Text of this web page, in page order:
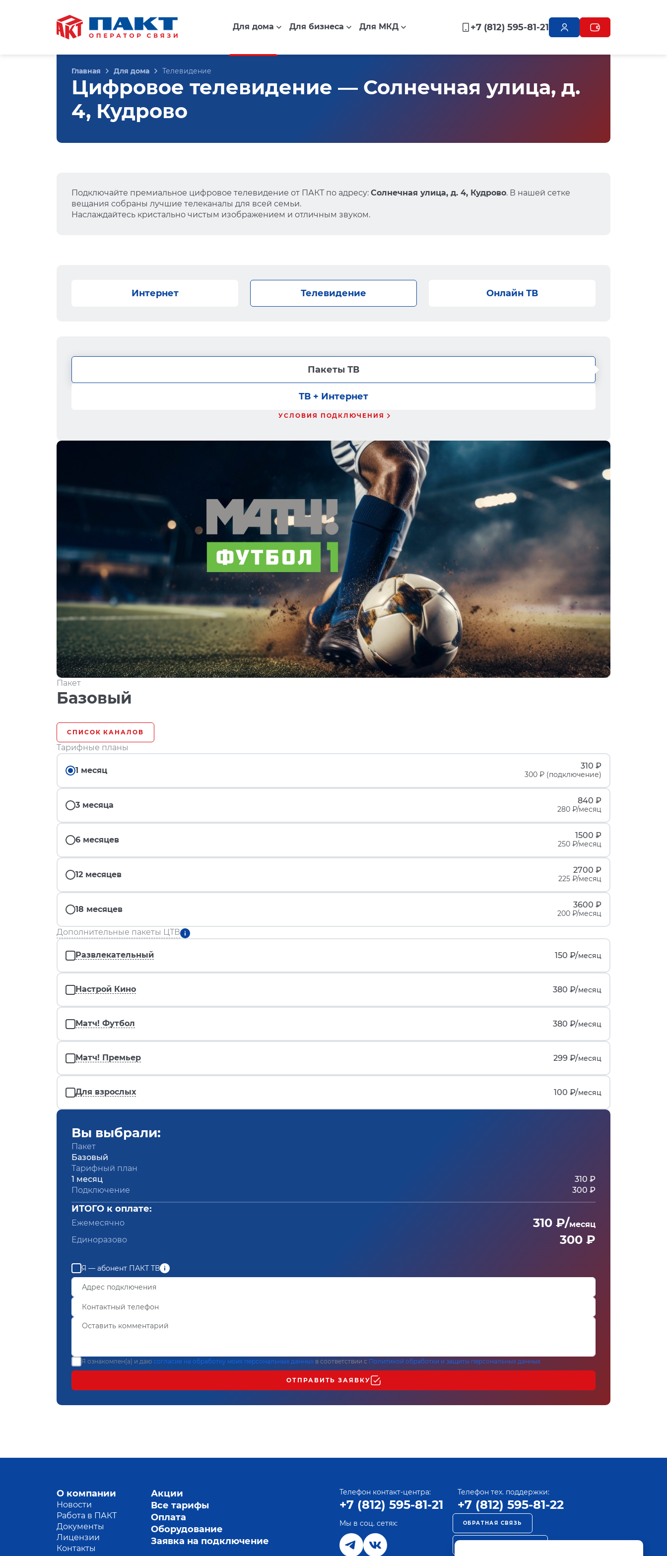
Для дома Для бизнеса Для МКД +7 (812) 595-81-21
Главная Для дома Телевидение
Цифровое телевидение — Солнечная улица, д.
4, Кудрово
Подключайте премиальное цифровое телевидение от ПАКТ по адресу: Солнечная улица, д. 4, Кудрово. В нашей сетке
вещания собраны лучшие телеканалы для всей семьи.
Наслаждайтесь кристально чистым изображением и отличным звуком.
Интернет Телевидение Онлайн ТВ
Пакеты ТВ
ТВ + Интернет
УСЛОВИЯ ПОДКЛЮЧЕНИЯ
Пакет
Базовый
СПИСОК КАНАЛОВ
Тарифные планы
1 месяц 310 ₽
300 ₽ (подключение)
3 месяца 840 ₽
280 ₽/месяц
6 месяцев 1500 ₽
250 ₽/месяц
12 месяцев 2700 ₽
225 ₽/месяц
18 месяцев 3600 ₽
200 ₽/месяц
Дополнительные пакеты ЦТВ
Развлекательный 150 ₽/месяц
Настрой Кино 380 ₽/месяц
Матч! Футбол 380 ₽/месяц
Матч! Премьер 299 ₽/месяц
Для взрослых 100 ₽/месяц
Вы выбрали:
Пакет
Базовый
Тарифный план
1 месяц
310 ₽
Подключение
300 ₽
ИТОГО к оплате:
Ежемесячно 310 ₽/месяц
Единоразово
300 ₽
Я — абонент ПАКТ ТВ
Я ознакомлен(а) и даю согласие на обработку моих персональных данных в соответствии с Политикой обработки и защиты персональных данных
ОТПРАВИТЬ ЗАЯВКУ
О компании
Новости
Работа в ПАКТ
Документы
Лицензии
Контакты
Акции
Все тарифы
Оплата
Оборудование
Заявка на подключение
Телефон контакт-центра:
+7 (812) 595-81-21
Телефон тех. поддержки:
+7 (812) 595-81-22
Мы в соц. сетях: ОБРАТНАЯ СВЯЗЬ